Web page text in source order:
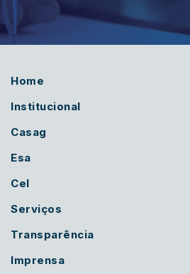
Home
Institucional
Casag
Esa
Cel
Serviços
Transparência
Imprensa